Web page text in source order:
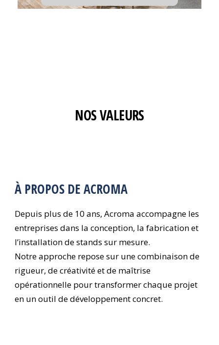
NOS VALEURS
À PROPOS DE ACROMA
Depuis plus de 10 ans, Acroma accompagne les
entreprises dans la conception, la fabrication et
l’installation de stands sur mesure.
Notre approche repose sur une combinaison de
rigueur, de créativité et de maîtrise
opérationnelle pour transformer chaque projet
en un outil de développement concret.